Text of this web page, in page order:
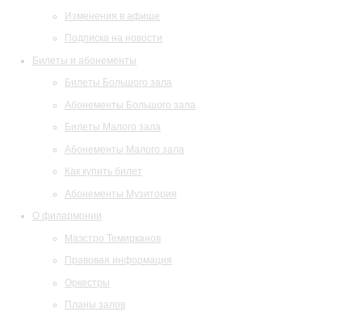
Изменения в афише
Подписка на новости
Билеты и абонементы
Билеты Большого зала
Абонементы Большого зала
Билеты Малого зала
Абонементы Малого зала
Как купить билет
Абонементы Музитория
О филармонии
Маэстро Темирканов
Правовая информация
Оркестры
Планы залов